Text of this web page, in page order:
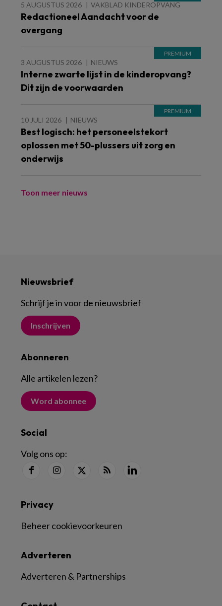
5 AUGUSTUS 2026 VAKBLAD KINDEROPVANG
Redactioneel Aandacht voor de
overgang
3 AUGUSTUS 2026 NIEUWS
Interne zwarte lijst in de kinderopvang?
Dit zijn de voorwaarden
10 JULI 2026 NIEUWS
Best logisch: het personeelstekort
oplossen met 50-plussers uit zorg en
onderwijs
Toon meer nieuws
Nieuwsbrief
Schrijf je in voor de nieuwsbrief
Inschrijven
Abonneren
Alle artikelen lezen?
Word abonnee
Social
Volg ons op:
Adverteren
Adverteren & Partnerships
Privacy
Beheer cookievoorkeuren